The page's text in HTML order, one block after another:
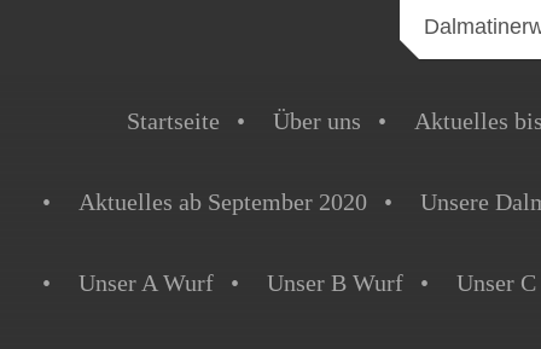
Startseite Über uns Aktuelles
Aktuelles ab September 2020 Unsere
Unser A Wurf Unser B Wurf Unser